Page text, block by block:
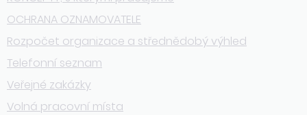
OCHRANA OZNAMOVATELE
Rozpočet organizace a střednědobý výhled
Telefonní seznam
Veřejné zakázky
Volná pracovní místa